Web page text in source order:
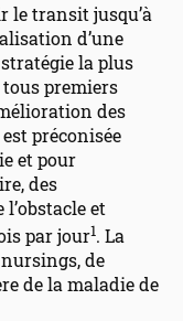
le transit jusqu’à
d’une
la plus
premiers
des
préconisée
et pour
des
et
par jour1. La
nursings, de
de la maladie de